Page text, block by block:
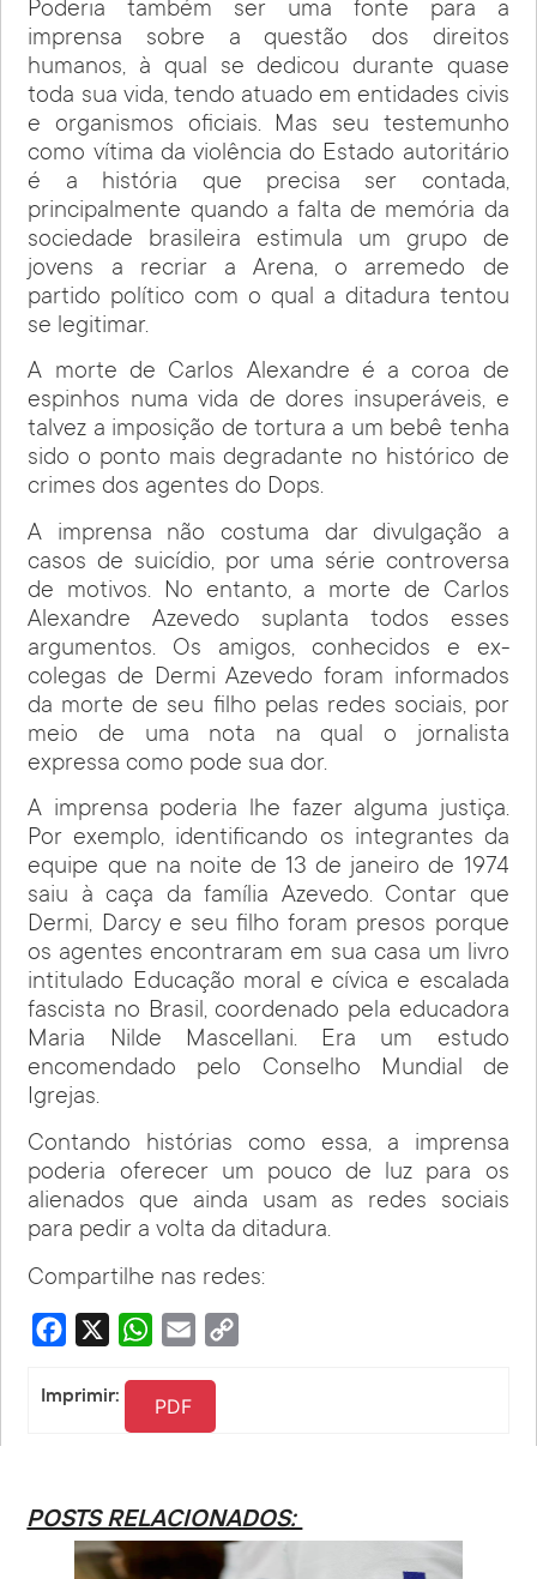
Poderia também ser uma fonte para a
imprensa sobre a questão dos direitos
humanos, à qual se dedicou durante quase
toda sua vida, tendo atuado em entidades civis
e organismos oficiais. Mas seu testemunho
como vítima da violência do Estado autoritário
é a história que precisa ser contada,
principalmente quando a falta de memória da
sociedade brasileira estimula um grupo de
jovens a recriar a Arena, o arremedo de
partido político com o qual a ditadura tentou
se legitimar.
A morte de Carlos Alexandre é a coroa de
espinhos numa vida de dores insuperáveis, e
talvez a imposição de tortura a um bebê tenha
sido o ponto mais degradante no histórico de
crimes dos agentes do Dops.
A imprensa não costuma dar divulgação a
casos de suicídio, por uma série controversa
de motivos. No entanto, a morte de Carlos
Alexandre Azevedo suplanta todos esses
argumentos. Os amigos, conhecidos e ex-
colegas de Dermi Azevedo foram informados
da morte de seu filho pelas redes sociais, por
meio de uma nota na qual o jornalista
expressa como pode sua dor.
A imprensa poderia lhe fazer alguma justiça.
Por exemplo, identificando os integrantes da
equipe que na noite de 13 de janeiro de 1974
saiu à caça da família Azevedo. Contar que
Dermi, Darcy e seu filho foram presos porque
os agentes encontraram em sua casa um livro
intitulado Educação moral e cívica e escalada
fascista no Brasil, coordenado pela educadora
Maria Nilde Mascellani. Era um estudo
encomendado pelo Conselho Mundial de
Igrejas.
Contando histórias como essa, a imprensa
poderia oferecer um pouco de luz para os
alienados que ainda usam as redes sociais
para pedir a volta da ditadura.
Compartilhe nas redes:
Facebook WhatsApp
Email
Imprimir: PDF
POSTS RELACIONADOS: